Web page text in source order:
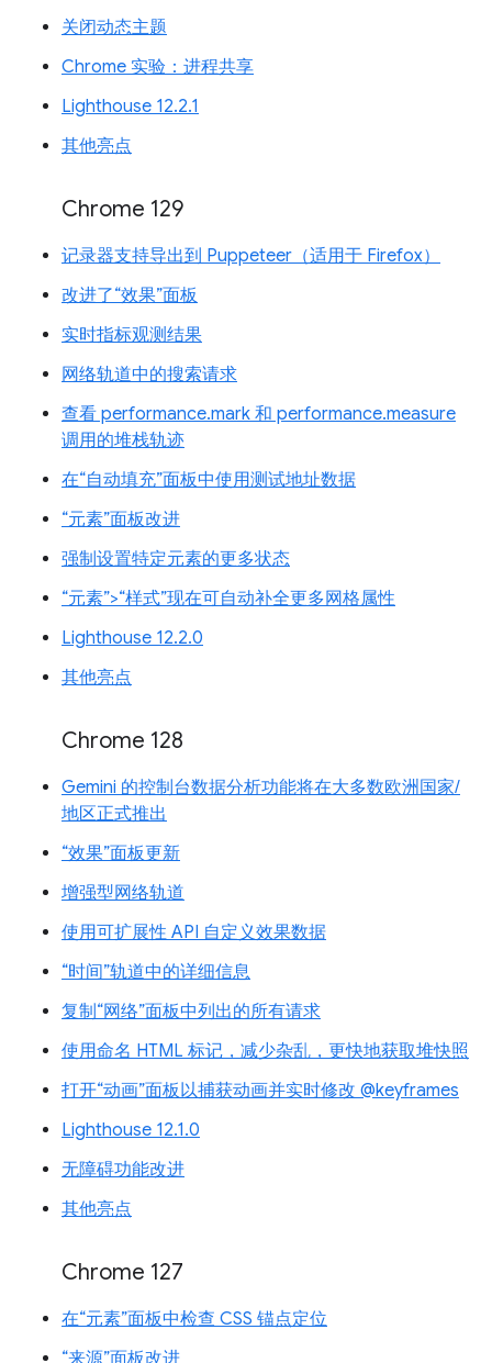
关闭动态主题
Chrome 实验：进程共享
Lighthouse 12.2.1
其他亮点
Chrome 129
记录器支持导出到 Puppeteer（适用于 Firefox）
改进了“效果”面板
实时指标观测结果
网络轨道中的搜索请求
查看 performance.mark 和 performance.measure
调用的堆栈轨迹
在“自动填充”面板中使用测试地址数据
“元素”面板改进
强制设置特定元素的更多状态
“元素”>“样式”现在可自动补全更多网格属性
Lighthouse 12.2.0
其他亮点
Chrome 128
Gemini 的控制台数据分析功能将在大多数欧洲国家/
地区正式推出
“效果”面板更新
增强型网络轨道
使用可扩展性 API 自定义效果数据
“时间”轨道中的详细信息
复制“网络”面板中列出的所有请求
使用命名 HTML 标记，减少杂乱，更快地获取堆快照
打开“动画”面板以捕获动画并实时修改 @keyframes
Lighthouse 12.1.0
无障碍功能改进
其他亮点
Chrome 127
在“元素”面板中检查 CSS 锚点定位
“来源”面板改进